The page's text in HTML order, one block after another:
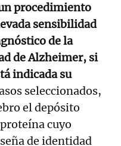
procedimiento
sensibilidad
de la
de Alzheimer, si
indicada su
seleccionados,
el depósito
cuyo
de identidad